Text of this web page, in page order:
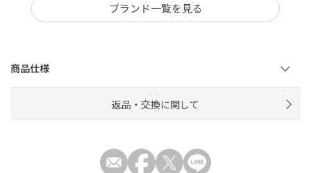
ブランド一覧を見る
商品仕様
返品・交換に関して